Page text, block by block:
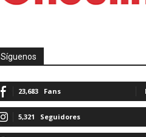
Síguenos
23,683 Fans
5,321 Seguidores